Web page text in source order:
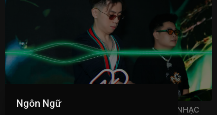
NONSTOP BAY PHÒNG 2026 - MẶT BÚNG RA NHẠC
Ngôn Ngữ